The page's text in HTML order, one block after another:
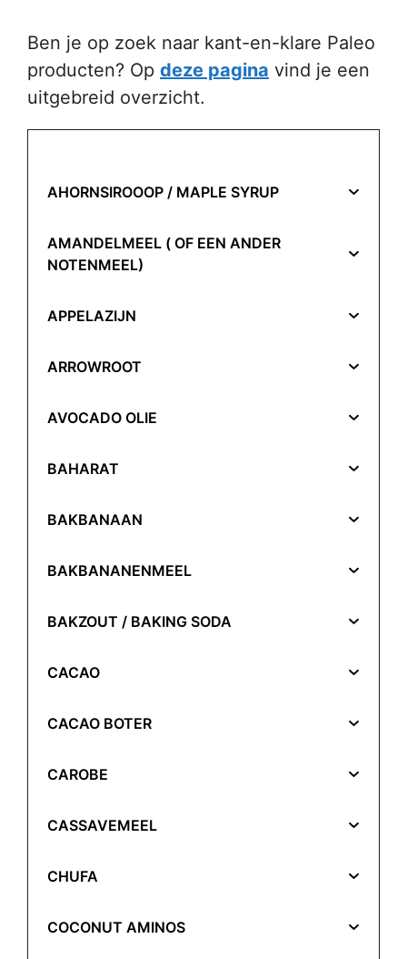
Ben je op zoek naar kant-en-klare Paleo
producten? Op deze pagina vind je een
uitgebreid overzicht.
AHORNSIROOOP / MAPLE SYRUP
AMANDELMEEL ( OF EEN ANDER
NOTENMEEL)
APPELAZIJN
ARROWROOT
AVOCADO OLIE
BAHARAT
BAKBANAAN
BAKBANANENMEEL
BAKZOUT / BAKING SODA
CACAO
CACAO BOTER
CAROBE
CASSAVEMEEL
CHUFA
COCONUT AMINOS